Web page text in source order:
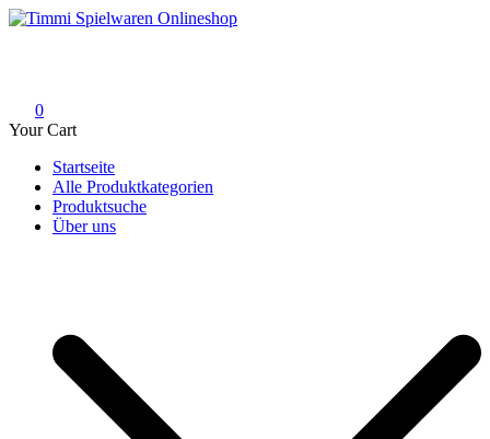
Skip
0
Your Cart
Startseite
Alle Produktkategorien
Produktsuche
Über uns